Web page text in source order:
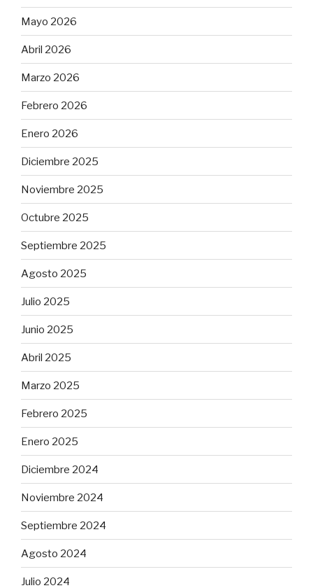
Mayo 2026
Abril 2026
Marzo 2026
Febrero 2026
Enero 2026
Diciembre 2025
Noviembre 2025
Octubre 2025
Septiembre 2025
Agosto 2025
Julio 2025
Junio 2025
Abril 2025
Marzo 2025
Febrero 2025
Enero 2025
Diciembre 2024
Noviembre 2024
Septiembre 2024
Agosto 2024
Julio 2024